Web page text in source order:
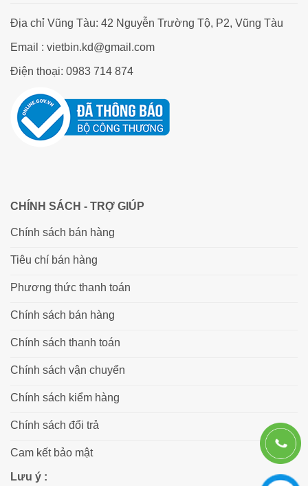
Địa chỉ Vũng Tàu: 42 Nguyễn Trường Tộ, P2, Vũng Tàu
Email : vietbin.kd@gmail.com
Điện thoại: 0983 714 874
CHÍNH SÁCH - TRỢ GIÚP
Chính sách bán hàng
Tiêu chí bán hàng
Phương thức thanh toán
Chính sách bán hàng
Chính sách thanh toán
Chính sách vận chuyển
Chính sách kiểm hàng
Chính sách đổi trả
Cam kết bảo mật
Lưu ý :